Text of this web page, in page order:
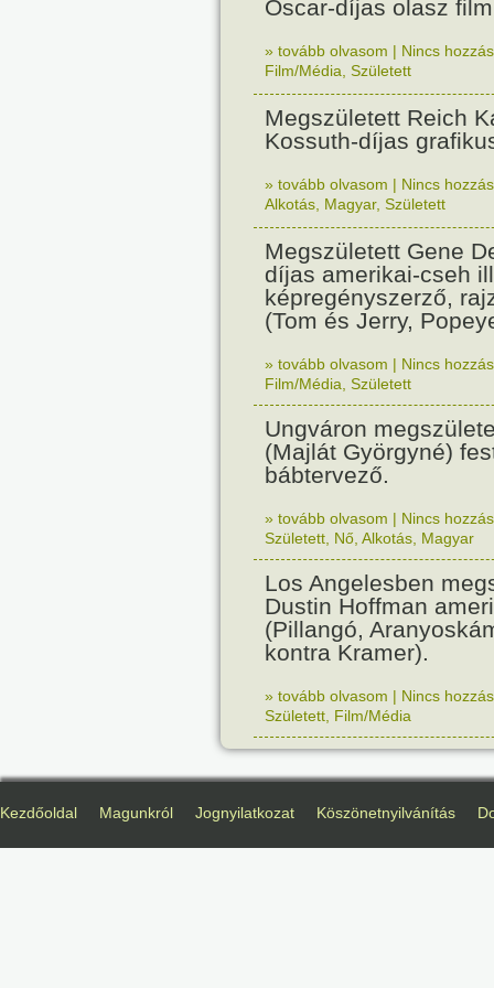
Oscar-díjas olasz
» tovább olvasom | Nincs
Film/Média Született
Megszületett Reich
Kossuth-díjas
» tovább olvasom | Nincs
Alkotás Magyar, Született
Megszületett Gene
díjas amerikai-cseh
képregényszerző,
(Tom és Jerry,
» tovább olvasom | Nincs
Film/Média Született
Ungváron
(Majlát Györgyné)
bábtervező.
» tovább olvasom | Nincs
Született Nő Alkotás Magyar
Los Angelesben
Dustin Hoffman
(Pillangó,
kontra Kramer).
» tovább olvasom | Nincs
Született Film/Média
Kezdőoldal Magunkról Jognyilatkozat Köszönetnyilvánítás